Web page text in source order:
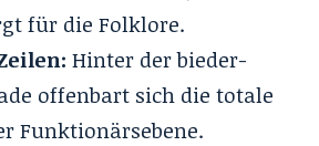
für die Folklore.
Hinter der bieder-
offenbart sich die totale
Funktionärsebene.